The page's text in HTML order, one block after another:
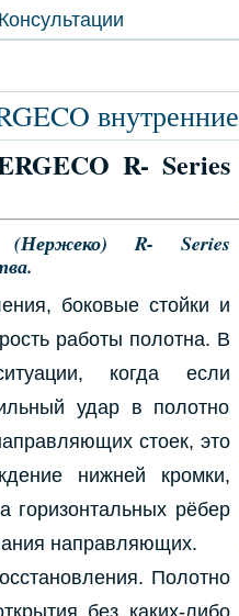
Консультации
внутренние
R- Series
(Нержеко) R- Series
боковые стойки и
работы полотна. В
когда если
удар в полотно
стоек, это
нижней кромки,
горизонтальных рёбер
направляющих.
Полотно
без каких-либо